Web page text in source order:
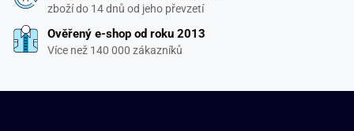
zboží do 14 dnů od jeho převzetí
Ověřený e-shop od roku 2013
Více než 140 000 zákazníků